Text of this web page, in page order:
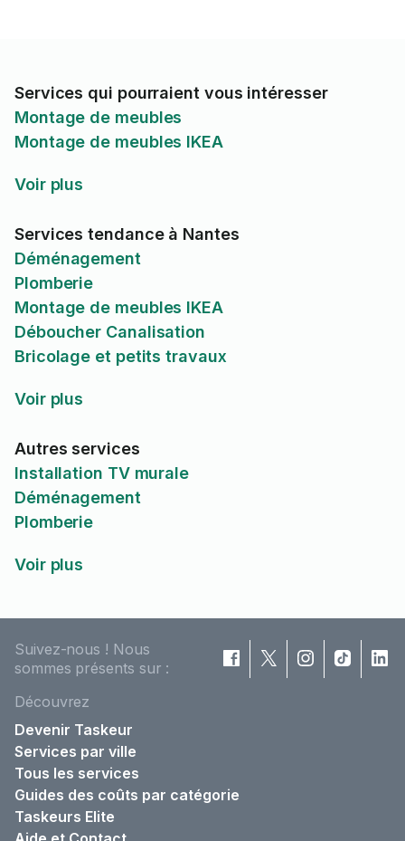
Services qui pourraient vous intéresser
Montage de meubles
Montage de meubles IKEA
Voir plus
Services tendance à Nantes
Déménagement
Plomberie
Montage de meubles IKEA
Déboucher Canalisation
Bricolage et petits travaux
Voir plus
Autres services
Installation TV murale
Déménagement
Plomberie
Voir plus
Suivez-nous ! Nous
sommes présents sur :
Découvrez
Devenir Taskeur
Services par ville
Tous les services
Guides des coûts par catégorie
Taskeurs Elite